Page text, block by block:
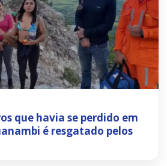
que havia se perdido em
é resgatado pelos